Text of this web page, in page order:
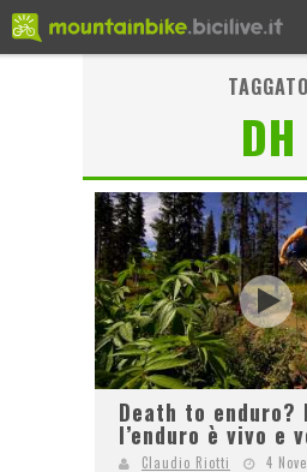
TAGGATO
DH
Death to enduro?
l’enduro è vivo e
Claudio Riotti
4